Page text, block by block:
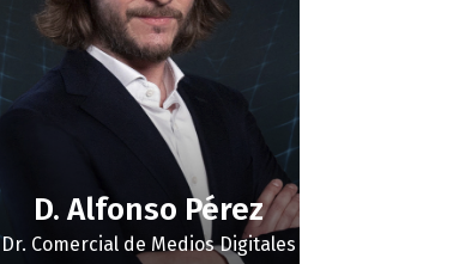
D. Alfonso Pérez
Dr. Comercial de Medios Digitales